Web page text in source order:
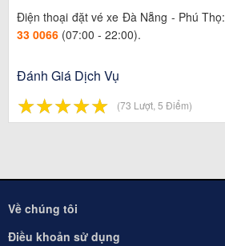
Điện thoại đặt vé xe Đà Nẵng - Phú Thọ:
33 0066 (07:00 - 22:00).
Đánh Giá Dịch Vụ
☆☆☆☆☆
★★★★★ (73 Lượt, 5 Điểm)
Về chúng tôi
Điều khoản sử dụng